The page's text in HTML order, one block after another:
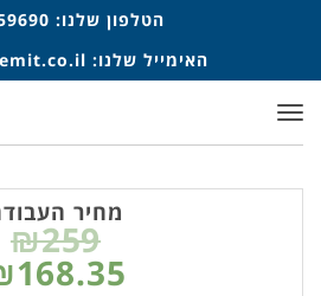
הטלפון שלנו:
האימייל שלנו:
תפריט
מחיר
₪259